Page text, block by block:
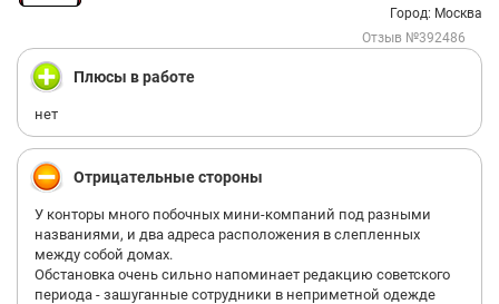
Город: Москва
Отзыв №392486
Плюсы в работе
нет
Отрицательные стороны
У конторы много побочных мини-компаний под разными
названиями, и два адреса расположения в слепленных
между собой домах.
Обстановка очень сильно напоминает редакцию советского
периода - зашуганные сотрудники в неприметной одежде